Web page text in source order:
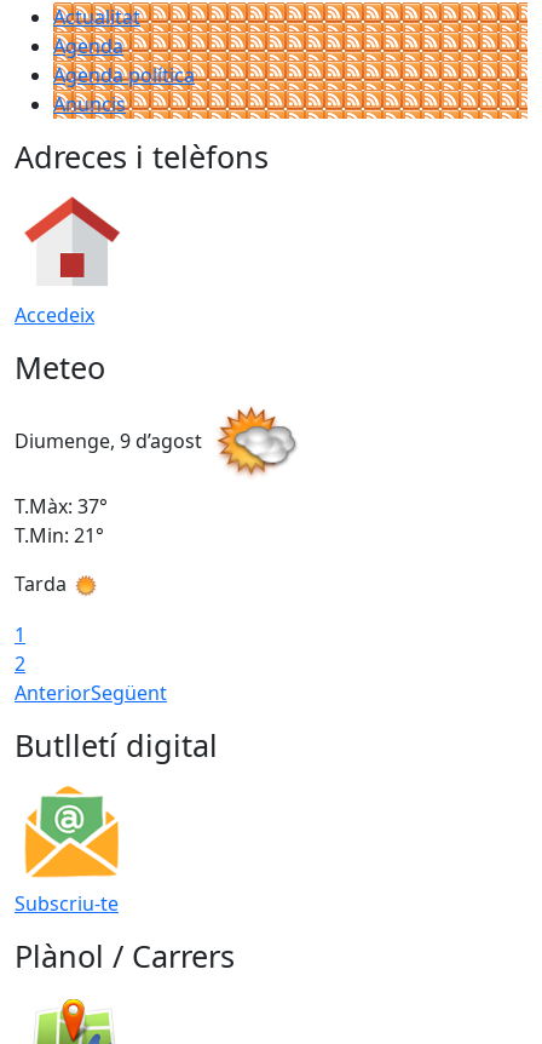
Actualitat
Agenda
Agenda política
Anuncis
Adreces i telèfons
Accedeix
Meteo
Diumenge, 9 d’agost
T.Màx: 37°
T.Min: 21°
Tarda
1
2
AnteriorSegüent
Butlletí digital
Subscriu-te
Plànol / Carrers